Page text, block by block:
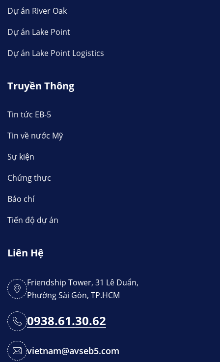
Dự án River Oak
Dự án Lake Point
Dự án Lake Point Logistics
Truyền Thông
Tin tức EB-5
Tin về nước Mỹ
Sự kiện
Chứng thực
Báo chí
Tiến độ dự án
Liên Hệ
Friendship Tower, 31 Lê Duẩn,
Phường Sài Gòn, TP.HCM
0938.61.30.62
vietnam@avseb5.com